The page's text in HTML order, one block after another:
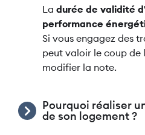
La durée de validité
performance
Si vous engagez des
peut valoir le coup de
modifier la note.
Pourquoi réaliser
de son logement ?